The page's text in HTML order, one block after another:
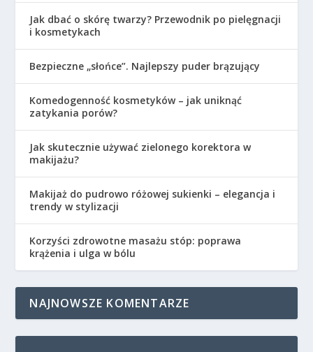
Jak dbać o skórę twarzy? Przewodnik po pielęgnacji
i kosmetykach
Bezpieczne „słońce”. Najlepszy puder brązujący
Komedogenność kosmetyków – jak uniknąć
zatykania porów?
Jak skutecznie używać zielonego korektora w
makijażu?
Makijaż do pudrowo różowej sukienki – elegancja i
trendy w stylizacji
Korzyści zdrowotne masażu stóp: poprawa
krążenia i ulga w bólu
NAJNOWSZE KOMENTARZE